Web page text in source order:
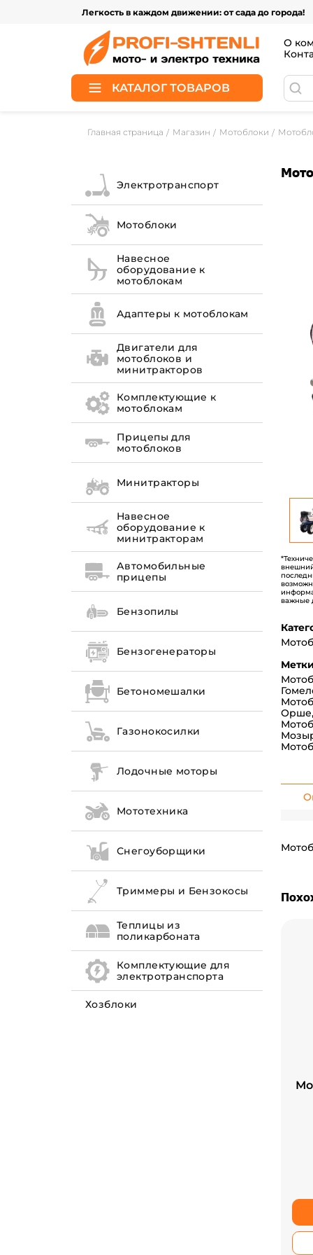
Легкость в каждом движении: от сада до города!
О
КАТАЛОГ ТОВАРОВ
Главная страница Магазин Мотоблоки
Электротранспорт
Мотоблоки
Навесное
оборудование к
мотоблокам
Адаптеры к мотоблокам
Двигатели для
мотоблоков и
минитракторов
Комплектующие к
мотоблокам
Прицепы для
мотоблоков
Минитракторы
Навесное
оборудование к
минитракторам
Автомобильные
прицепы
Бензопилы
Бензогенераторы
Бетономешалки
Газонокосилки
Лодочные моторы
Мототехника
Снегоуборщики
Триммеры и Бензокосы
Теплицы из
поликарбоната
Комплектующие для
электротранспорта
Хозблоки
важные
Орше,